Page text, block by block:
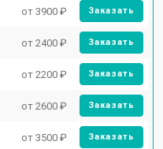
от 3900 ₽ Заказать
от 2400 ₽ Заказать
от 2200 ₽ Заказать
от 2600 ₽ Заказать
от 3500 ₽ Заказать